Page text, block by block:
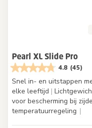
Pearl XL Slide Pro
4.8 (45)
Snel in- en uitstappen
elke leeftijd |
voor bescherming bij
temperatuurregeling |